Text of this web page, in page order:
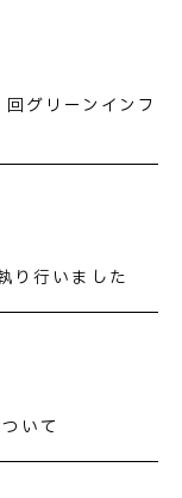
グリーンインフ
り行いました
いて